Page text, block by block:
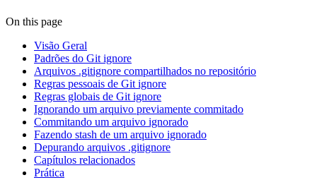
On this page
Visão Geral
Padrões do Git ignore
Arquivos .gitignore compartilhados no repositório
Regras pessoais de Git ignore
Regras globais de Git ignore
Ignorando um arquivo previamente commitado
Commitando um arquivo ignorado
Fazendo stash de um arquivo ignorado
Depurando arquivos .gitignore
Capítulos relacionados
Prática